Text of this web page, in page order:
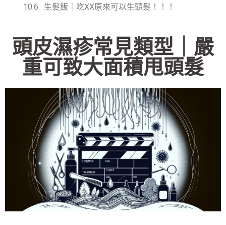
生髮飯｜吃XX原來可以生頭髮！！！
頭皮濕疹常見類型｜嚴
重可致大面積甩頭髮